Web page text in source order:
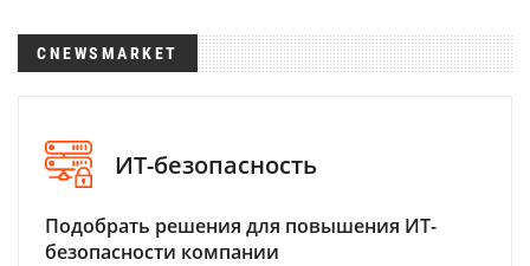
CNEWSMARKET
ИТ-безопасность
Подобрать решения для повышения ИТ-
безопасности компании